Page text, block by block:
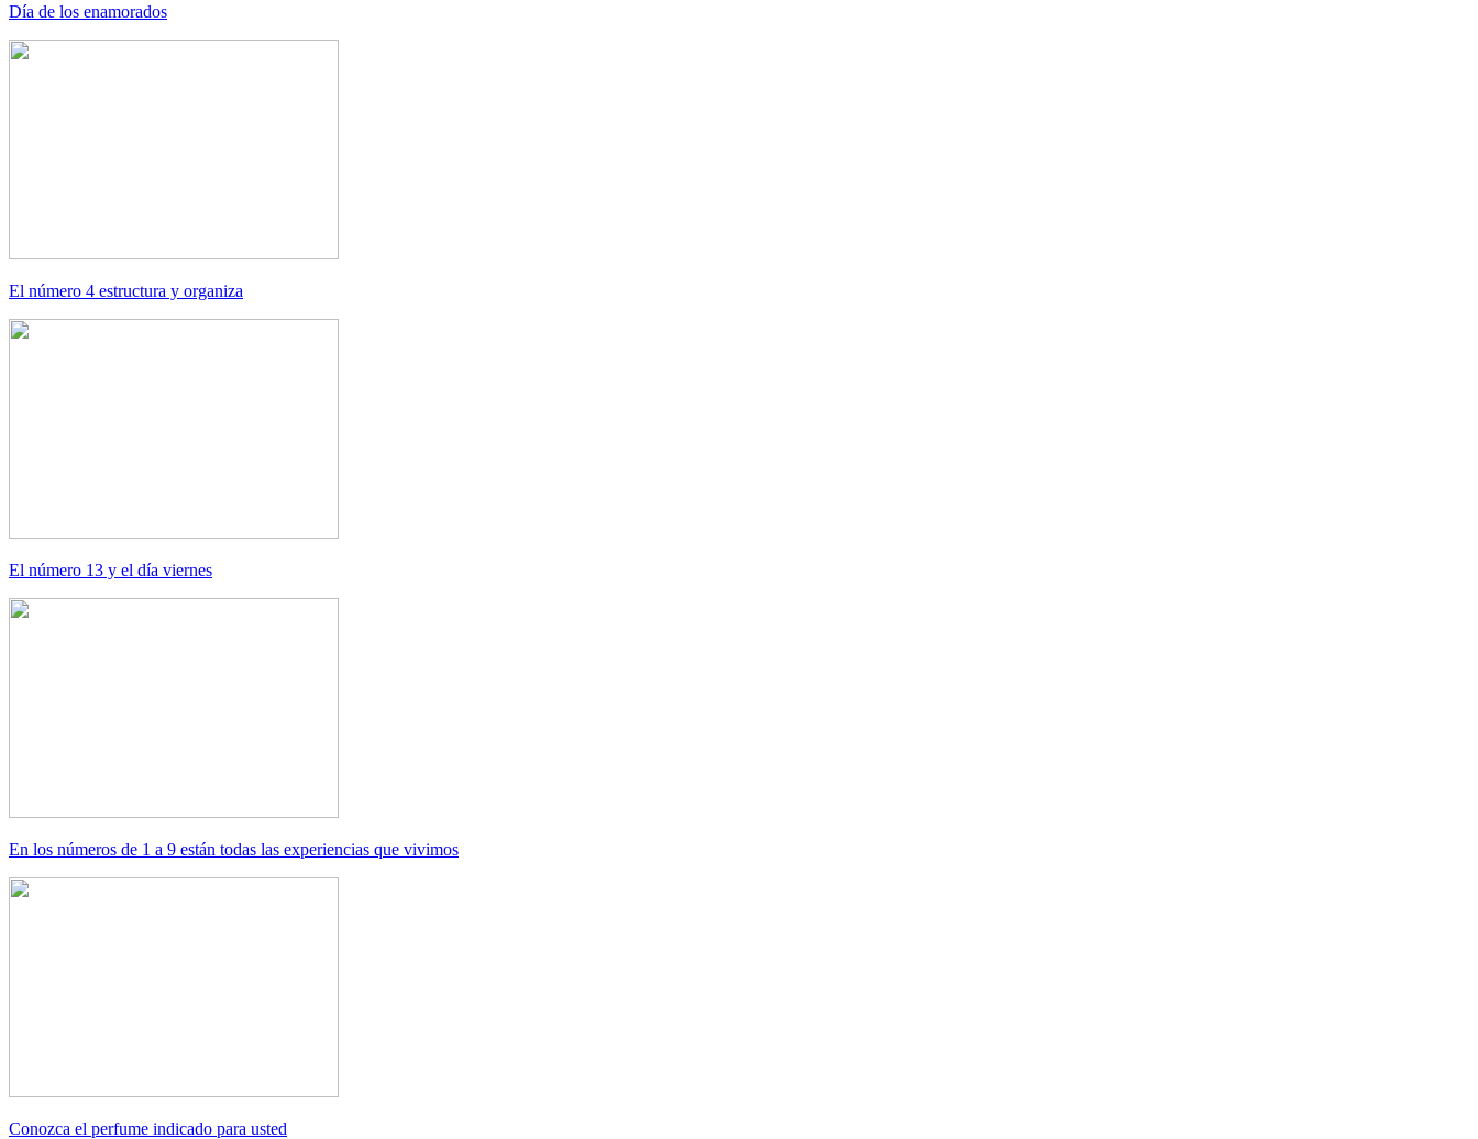
Día de los enamorados
El número 4 estructura y organiza
El número 13 y el día viernes
En los números de 1 a 9 están todas las experiencias que vivimos
Conozca el perfume indicado para usted